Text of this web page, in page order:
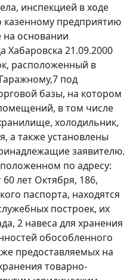
инспекцией в ходе
казенному предприятию
на основании
Хабаровска 21.09.2000
расположенный в
под
базы, на котором
в том числе
холодильник,
а также установлены
заявителю.
по адресу:
лет Октября, 186,
паспорта, находятся
построек, их
2 навеса для хранения
обособленного
предоставляемых на
товарно-